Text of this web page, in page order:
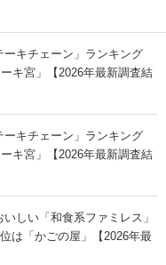
キチェーン」ランキング
キ宮」【2026年最新調査結
キチェーン」ランキング
キ宮」【2026年最新調査結
しい「和食系ファミレス」
は「かごの屋」【2026年最